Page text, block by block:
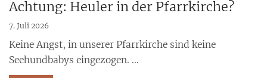
Achtung: Heuler in der Pfarrkirche?
7. Juli 2026
Keine Angst, in unserer Pfarrkirche sind keine
Seehundbabys eingezogen. ...